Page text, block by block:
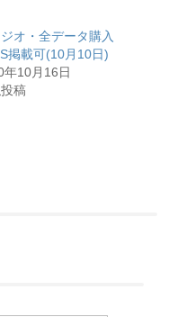
オ・全データ購入
掲載可(10月10日)
年10月16日
稿